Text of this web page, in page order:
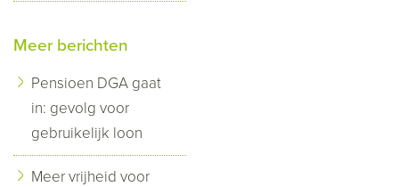
Meer berichten
Pensioen DGA gaat
in: gevolg voor
gebruikelijk loon
Meer vrijheid voor